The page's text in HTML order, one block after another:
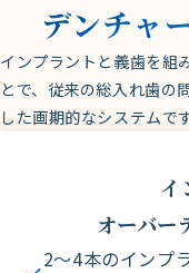
デンチャ
インプラントと義歯を組
とで、従来の総入れ歯の
した画期的なシステムです
イ
オーバー
2〜4本のインプ